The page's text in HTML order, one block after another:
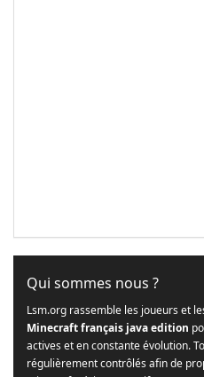
Qui sommes nous ?
Lsm.org rassemble les joueurs et
Minecraft français java edition
actives et en constante évolution.
régulièrement contrôlés afin de